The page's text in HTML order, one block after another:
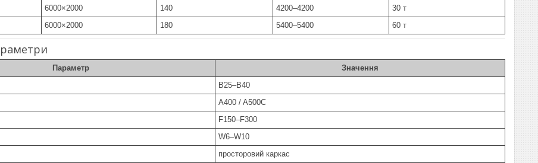
6000×2000 140 4200–4200
30 т
6000×2000 180 5400–5400 60 т
Параметр
Значення
В25–В40
A400 / A500С
F150–F300
W6–W10
просторовий каркас